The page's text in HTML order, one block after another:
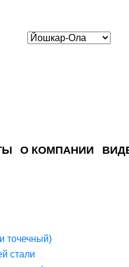
О КОМПАНИИ
точечный)
стали